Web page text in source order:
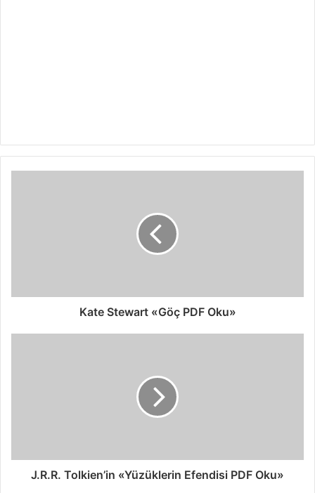
Kate Stewart «Göç PDF Oku»
J.R.R. Tolkien’in «Yüzüklerin Efendisi PDF Oku»